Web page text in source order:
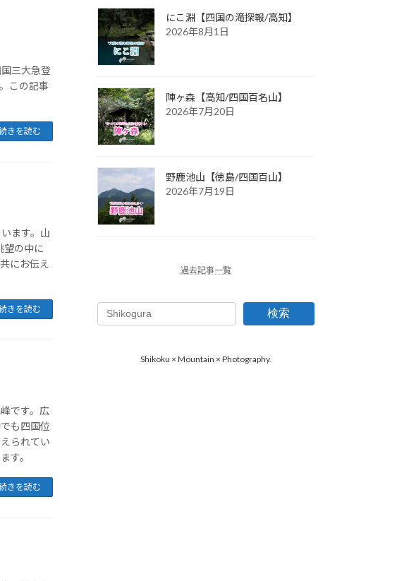
三大急登
この記事
きを読む
ます。山
望の中に
にお伝え
きを読む
です。広
も四国位
られてい
す。
きを読む
にこ淵【四国の滝探報/高知】
2026年8月1日
陣ヶ森【高知/四国百名山】
2026年7月20日
野鹿池山【徳島/四国百山】
2026年7月19日
過去記事一覧
検索
Shikoku × Mountain × Photography.